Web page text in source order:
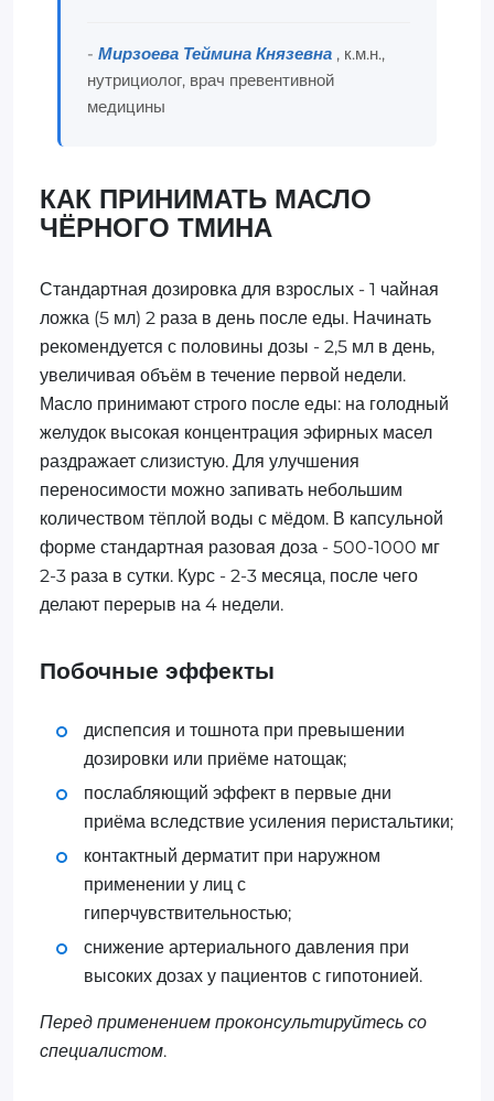
- Мирзоева Теймина Князевна , к.м.н.,
нутрициолог, врач превентивной
медицины
КАК ПРИНИМАТЬ МАСЛО
ЧЁРНОГО ТМИНА
Стандартная дозировка для взрослых - 1 чайная
ложка (5 мл) 2 раза в день после еды. Начинать
рекомендуется с половины дозы - 2,5 мл в день,
увеличивая объём в течение первой недели.
Масло принимают строго после еды: на голодный
желудок высокая концентрация эфирных масел
раздражает слизистую. Для улучшения
переносимости можно запивать небольшим
количеством тёплой воды с мёдом. В капсульной
форме стандартная разовая доза - 500-1000 мг
2-3 раза в сутки. Курс - 2-3 месяца, после чего
делают перерыв на 4 недели.
Побочные эффекты
диспепсия и тошнота при превышении
дозировки или приёме натощак;
послабляющий эффект в первые дни
приёма вследствие усиления перистальтики;
контактный дерматит при наружном
применении у лиц с
гиперчувствительностью;
снижение артериального давления при
высоких дозах у пациентов с гипотонией.
Перед применением проконсультируйтесь со
специалистом.